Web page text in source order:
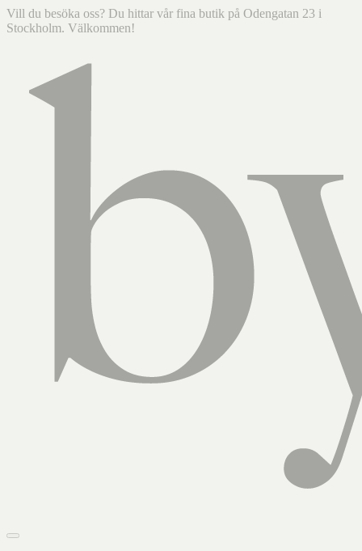
Vill du besöka oss? Du hittar vår fina butik på Odengatan 23 i
Stockholm. Välkommen!